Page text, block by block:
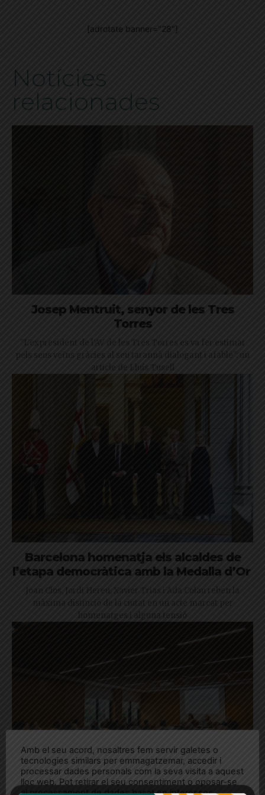
[adrotate banner="28"]
Notícies
relacionades
Josep Mentruit, senyor de les Tres
Torres
"L'expresident de l'AV de les Tres Torres es va fer estimar
pels seus veïns gràcies al seu tarannà dialogant i afable": un
article de Lluís Tusell
Barcelona homenatja els alcaldes de
l’etapa democràtica amb la Medalla d’Or
Joan Clos, Jordi Hereu, Xavier Trias i Ada Colau reben la
màxima distinció de la ciutat en un acte marcat per
homenatges i alguna tensió
Amb el seu acord, nosaltres fem servir galetes o
tecnologies similars per emmagatzemar, accedir i
processar dades personals com la seva visita a aquest
lloc web. Pot retirar el seu consentiment o oposar-se
al processament de dades basat en interessos